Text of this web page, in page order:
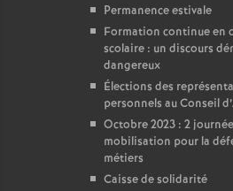
Permanence estivale
Formation continue en
scolaire : un discours
dangereux
Élections des
personnels au Conseil
Octobre 2023 : 2
mobilisation pour la
métiers
Caisse de solidarité